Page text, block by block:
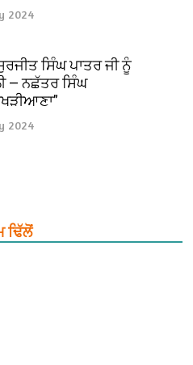
2024
ਸਿੰਘ ਪਾਤਰ ਜੀ ਨੂੰ
— ਨਛੱਤਰ ਸਿੰਘ
2024
ਢਿੱਲੋਂ